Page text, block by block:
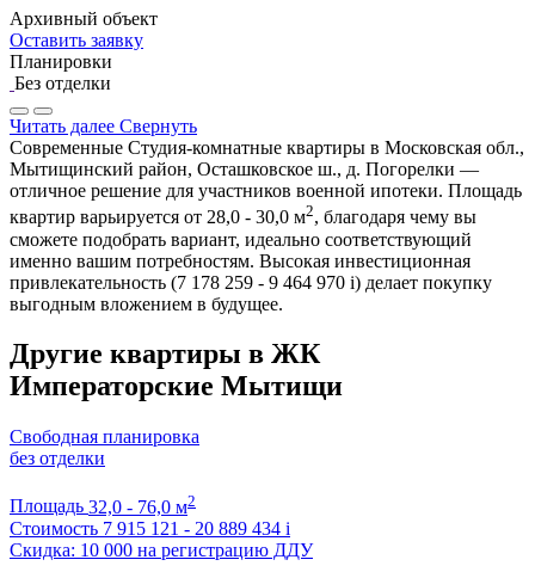
Архивный объект
Оставить заявку
Планировки
Без отделки
Читать далее Свернуть
Современные Студия-комнатные квартиры в Московская обл.,
Мытищинский район, Осташковское ш., д. Погорелки —
отличное решение для участников военной ипотеки. Площадь
квартир варьируется от 28,0 - 30,0 м2, благодаря чему вы
сможете подобрать вариант, идеально соответствующий
именно вашим потребностям. Высокая инвестиционная
привлекательность (7 178 259 - 9 464 970 i) делает покупку
выгодным вложением в будущее.
Другие квартиры в ЖК
Императорские Мытищи
Свободная планировка
без отделки
Площадь 32,0 - 76,0 м2
Стоимость 7 915 121 - 20 889 434 i
Скидка: 10 000 на регистрацию ДДУ